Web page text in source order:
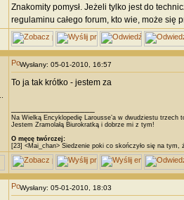
Znakomity pomysł. Jeżeli tylko jest do
regulaminu całego forum, kto wie, może się
Wysłany: 05-01-2010, 16:57
To ja tak krótko - jestem za
Na Wielką Encyklopedię Larousse’a w dwudziestu trzech
Jestem Zramolałą Biurokratką i dobrze mi z tym!
O męcę twórczej:
[23] <Mai_chan> Siedzenie poki co skończyło się na
Wysłany: 05-01-2010, 18:03